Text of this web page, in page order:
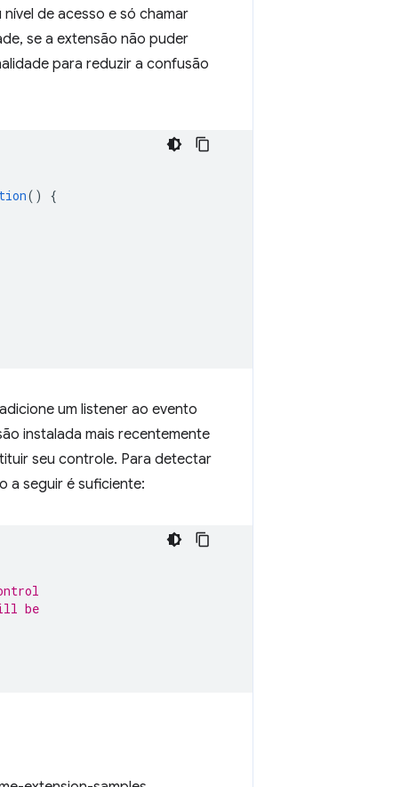
de acesso e só chamar
se a extensão não puder
para reduzir a confusão
()
{
um listener ao evento
instalada mais recentemente
seu controle. Para detectar
a seguir é suficiente:
be